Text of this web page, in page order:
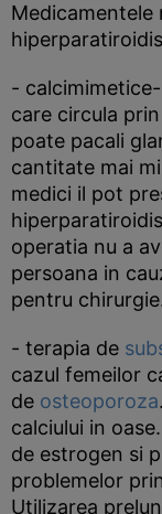
-
care circula
poate pacali
cantitate mai
medici il pot
operatia nu a
persoana in
pentru
- terapia de
cazul femeilor
de osteoporoza
calciului in
de estrogen si
problemelor
Utilizarea